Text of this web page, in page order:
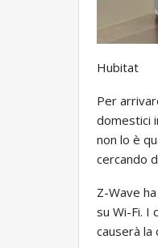
Hubitat
Per
domestici
non lo è
cercando
Z-Wave
su Wi-Fi. I
causerà la